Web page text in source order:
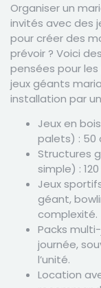
Organiser un
invités avec des
pour créer des
prévoir ? Voici
pensées pour
jeux géants
installation par
Jeux en
palets) : 50
Structures
simple) :
Jeux
géant,
complexité.
Packs
journée,
l’unité.
Location